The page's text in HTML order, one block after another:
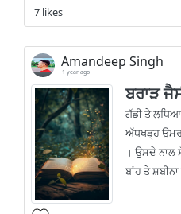
7 likes
Amandeep Singh
1 year ago
ਬਰਾੜ
ਗੱਡੀ ਤੇ
ਅੱਧਖੜ੍ਹ
। ਉਸਦੇ ਨਾਲ
ਬਾਂਹ ਤੇ